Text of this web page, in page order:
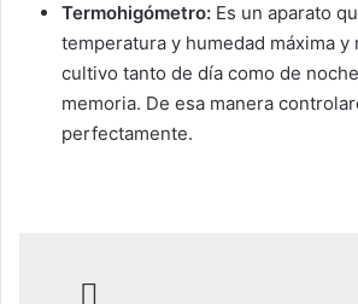
Termohigómetro: Es un aparato
temperatura y humedad máxima y
cultivo tanto de día como de
memoria. De esa manera
perfectamente.